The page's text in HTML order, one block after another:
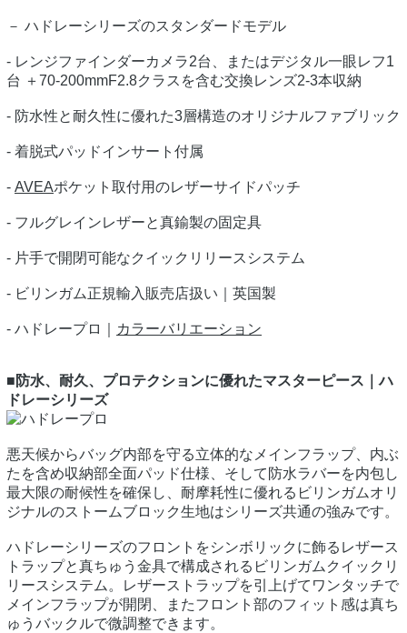
－ ハドレーシリーズのスタンダードモデル
- レンジファインダーカメラ2台、またはデジタル一眼レフ1
台 ＋70-200mmF2.8クラスを含む交換レンズ2-3本収納
- 防水性と耐久性に優れた3層構造のオリジナルファブリック
- 着脱式パッドインサート付属
- AVEAポケット取付用のレザーサイドパッチ
- フルグレインレザーと真鍮製の固定具
- 片手で開閉可能なクイックリリースシステム
- ビリンガム正規輸入販売店扱い｜英国製
- ハドレープロ｜ カラーバリエーション
■防水、耐久、プロテクションに優れたマスターピース｜ハ
ドレーシリーズ
悪天候からバッグ内部を守る立体的なメインフラップ、内ぶ
たを含め収納部全面パッド仕様、そして防水ラバーを内包し
最大限の耐候性を確保し、耐摩耗性に優れるビリンガムオリ
ジナルのストームブロック生地はシリーズ共通の強みです。
ハドレーシリーズのフロントをシンボリックに飾るレザース
トラップと真ちゅう金具で構成されるビリンガムクイックリ
リースシステム。レザーストラップを引上げてワンタッチで
メインフラップが開閉、またフロント部のフィット感は真ち
ゅうバックルで微調整できます。